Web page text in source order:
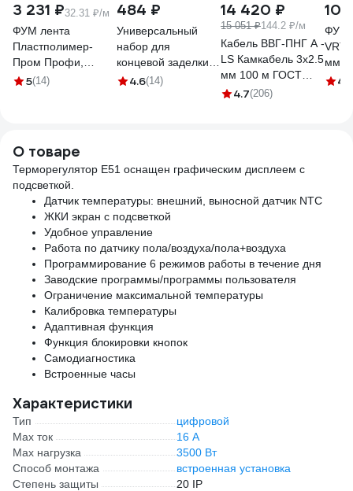
3 231 ₽32.31 ₽/м
ФУМ лента
Пластполимер-
Пром Профи,
0,1х15 мм, 100 м
5(14)
484 ₽
Универсальный
набор для
концевой заделки
саморегулирующегося
4.6(14)
14 420 ₽
15 051 ₽144.2 ₽/м
Кабель ВВГ-ПНГ А -
LS Камкабель 3x2.5
мм 100 м ГОСТ
1157К30HG00070А0100М
4.7(206)
ФУМ
VRT
мм х
4.8
О товаре
Терморегулятор Е51 оснащен графическим дисплеем с
подсветкой.
Датчик температуры: внешний, выносной датчик NTC
ЖКИ экран с подсветкой
Удобное управление
Работа по датчику пола/воздуха/пола+воздуха
Программирование 6 режимов работы в течение дня
Заводские программы/программы пользователя
Ограничение максимальной температуры
Калибровка температуры
Адаптивная функция
Функция блокировки кнопок
Самодиагностика
Встроенные часы
Характеристики
Тип
цифровой
Max ток
16 А
Max нагрузка
3500 Вт
Способ монтажа
встроенная установка
Степень защиты
20 IP